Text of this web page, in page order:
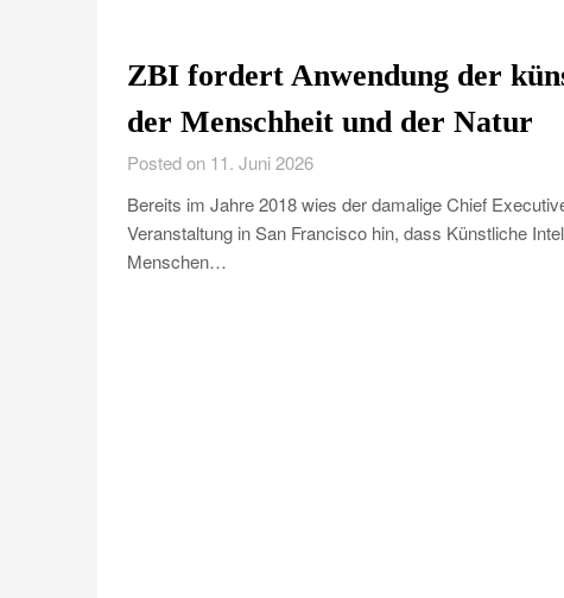
ZBI fordert Anwendung der
der Menschheit und der Natur
Posted on 11. Juni 2026
Bereits im Jahre 2018 wies der damalige Chief
Veranstaltung in San Francisco hin, dass Künstliche
Menschen…